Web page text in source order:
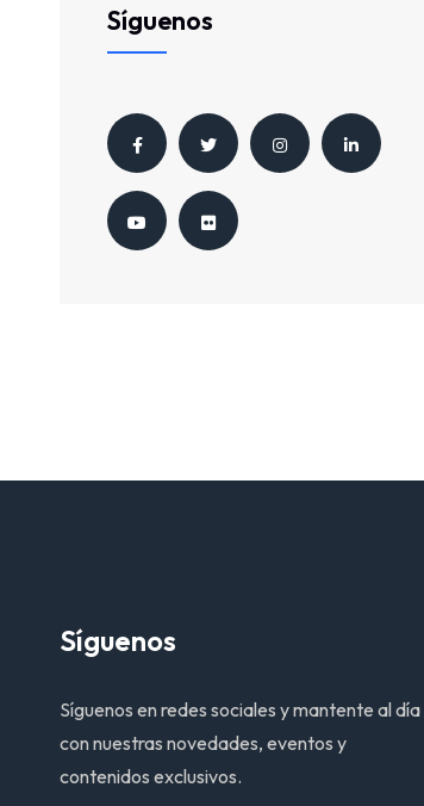
Síguenos
Síguenos
Síguenos en redes sociales y mantente al día
con nuestras novedades, eventos y
contenidos exclusivos.